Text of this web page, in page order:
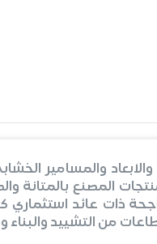
والمسامير
المصنع بالمتانة
ذات عائد
من التشييد والبناء